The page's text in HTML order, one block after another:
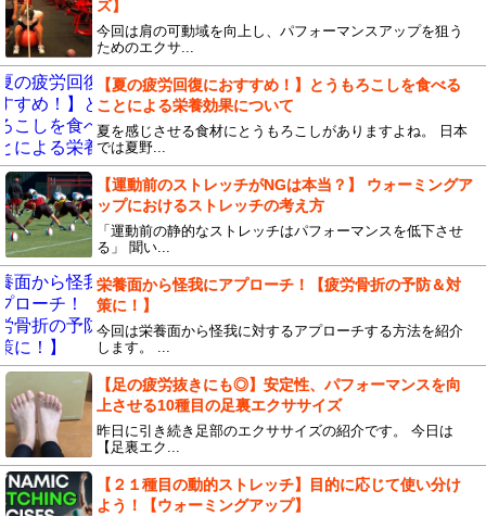
ズ】
今回は肩の可動域を向上し、パフォーマンスアップを狙う
ためのエクサ...
【夏の疲労回復におすすめ！】とうもろこしを食べる
ことによる栄養効果について
夏を感じさせる食材にとうもろこしがありますよね。 日本
では夏野...
【運動前のストレッチがNGは本当？】 ウォーミングア
ップにおけるストレッチの考え方
「運動前の静的なストレッチはパフォーマンスを低下させ
る」 聞い...
栄養面から怪我にアプローチ！【疲労骨折の予防＆対
策に！】
今回は栄養面から怪我に対するアプローチする方法を紹介
します。 ...
【足の疲労抜きにも◎】安定性、パフォーマンスを向
上させる10種目の足裏エクササイズ
昨日に引き続き足部のエクササイズの紹介です。 今日は
【足裏エク...
【２１種目の動的ストレッチ】目的に応じて使い分け
よう！【ウォーミングアップ】